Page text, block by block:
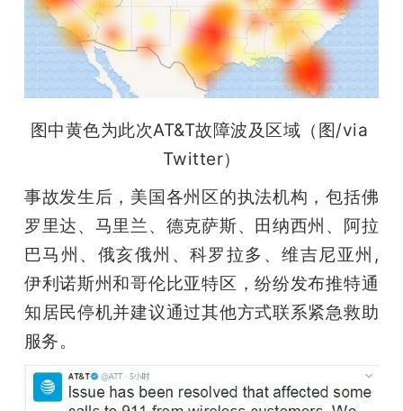
动
中
GAIR
专
题
图中黄色为此次AT&T故障波及区域（图/via
Twitter）
事故发生后，美国各州区的执法机构，包括佛
罗里达、马里兰、德克萨斯、田纳西州、阿拉
巴马州、俄亥俄州、科罗拉多、维吉尼亚州,
伊利诺斯州和哥伦比亚特区，纷纷发布推特通
知居民停机并建议通过其他方式联系紧急救助
服务。